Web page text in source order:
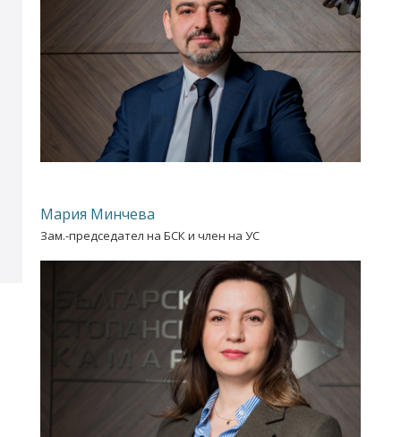
Мария Минчева
Зам.-председател на БСК и член на УС